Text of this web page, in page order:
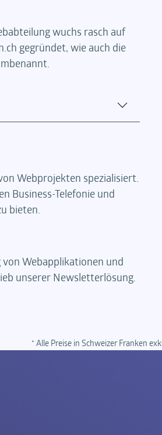
wuchs rasch auf
gegründet, wie auch die
Webprojekten spezialisiert.
Business-Telefonie und
bieten.
Webapplikationen und
unserer Newsletterlösung.
* Alle Preise in Schweizer Franken